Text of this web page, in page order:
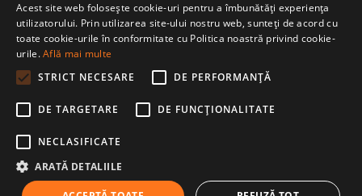
Bubble Tea Căpșuni –
Modalitati de plata
Politica de livrare si retur
© 2026 Horecabar. All rights reserved
Acest site web folosește cookie-uri pentru a îmbunătăți experiența
utilizatorului. Prin utilizarea site-ului nostru web, sunteți de acord cu
toate cookie-urile în conformitate cu Politica noastră privind cookie-
urile.Află mai multe
STRICT NECESARE
DE PERFORMANȚĂ
DE TARGETARE DE FUNCŢIONALITATE
NECLASIFICATE
ARATĂ DETALIILE